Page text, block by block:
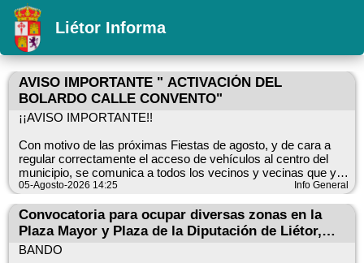
Liétor Informa
AVISO IMPORTANTE " ACTIVACIÓN DEL
BOLARDO CALLE CONVENTO"
¡¡AVISO IMPORTANTE!!
Con motivo de las próximas Fiestas de agosto, y de cara a
regular correctamente el acceso de vehículos al centro del
municipio, se comunica a todos los vecinos y vecinas que ya
está disponible el servicio para activar la apertura del bolardo.
- Ubicación del bolardo:
Al inicio de la Calle Convento.
-Requisitos para poder acceder:
Ser propietario/a de garajes en el tramo que va desde la Calle
05-Agosto-2026 14:25 Info General
Convocatoria para ocupar diversas zonas en la
Plaza Mayor y Plaza de la Diputación de Liétor,
para la instalación de barras desmontables
BANDO